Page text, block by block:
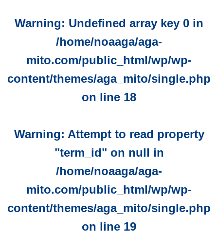
Warning: Undefined array key 0 in
/home/noaaga/aga-
mito.com/public_html/wp/wp-
content/themes/aga_mito/single.php
on line 18
Warning: Attempt to read property
"term_id" on null in
/home/noaaga/aga-
mito.com/public_html/wp/wp-
content/themes/aga_mito/single.php
on line 19